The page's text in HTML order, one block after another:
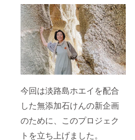
今回は淡路島ホエイを配合
した無添加石けんの新企画
のために、このプロジェク
トを立ち上げました。